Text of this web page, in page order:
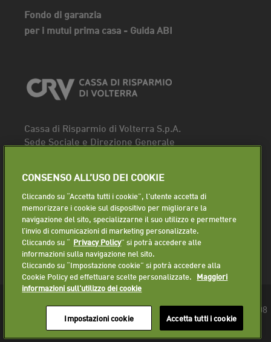
Fondo di garanzia
per i mutui prima casa - Guida ABI
Cassa di Risparmio di Volterra S.p.A.
Sede Sociale e Direzione Generale
Fax. 0588 86940
Segui la pagina
Lavora con noi
© 2018 Cassa di Risparmio di Volterra S.p.A. - P.IVA 01225610508
CONSENSO ALL’USO DEI COOKIE
Cliccando su “Accetta tutti i cookie”, l'utente accetta di
memorizzare i cookie sul dispositivo per migliorare la
navigazione del sito, specializzarne il suo utilizzo e permettere
l’invio di comunicazioni di marketing personalizzate.
Cliccando su “ Privacy Policy” si potrà accedere alle
informazioni sulla navigazione nel sito.
Cliccando su “Impostazione cookie” si potrà accedere alla
Cookie Policy ed effettuare scelte personalizzate. Maggiori
informazioni sull'utilizzo dei cookie
Accetta tutti i cookie
Impostazioni cookie